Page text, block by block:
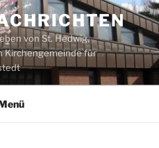
von St. Hedwig,
Kirchengemeinde für